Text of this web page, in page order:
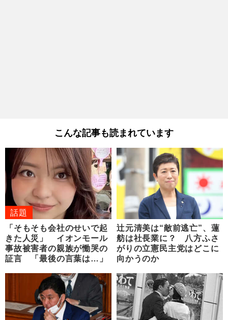
こんな記事も読まれています
話題
「そもそも会社のせいで起
きた人災」 イオンモール
事故被害者の親族が慟哭の
証言 「最後の言葉は…」
辻元清美は“敵前逃亡”、蓮
舫は社長業に？ 八方ふさ
がりの立憲民主党はどこに
向かうのか